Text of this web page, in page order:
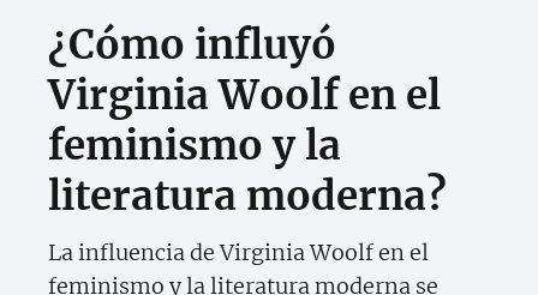
¿Cómo influyó
Virginia Woolf en el
feminismo y la
literatura moderna?
La influencia de Virginia Woolf en el
feminismo y la literatura moderna se